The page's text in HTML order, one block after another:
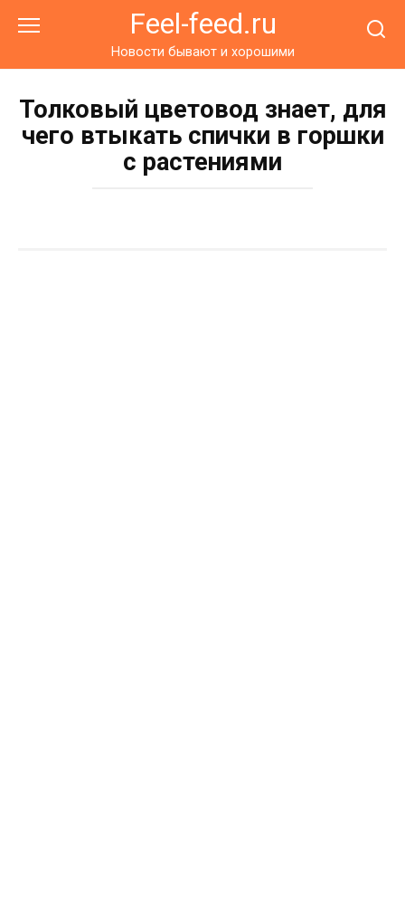
Feel-feed.ru
Новости бывают и хорошими
Толковый цветовод знает, для
чего втыкать спички в горшки
с растениями